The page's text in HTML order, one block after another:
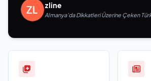
zline
Almanya’da Dikkatleri Üzerine Çeken Türk